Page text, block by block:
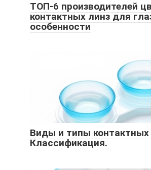
ТОП-6 производителей
контактных линз для
особенности
Виды и типы контактных
Классификация.